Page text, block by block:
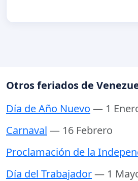
Otros feriados de
Día de Año Nuevo — 1
Carnaval — 16 Febrero
Proclamación de la
Día del Trabajador— 1